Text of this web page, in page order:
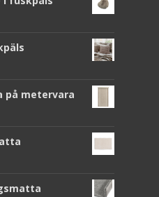
på metervara